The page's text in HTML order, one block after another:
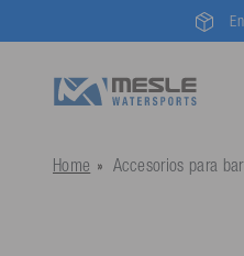
Home Accesorios para